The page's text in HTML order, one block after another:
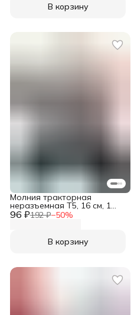
В корзину
96 ₽192 ₽−50%
Молния тракторная
неразъемная Т5, 16 см, 1
замок, Айрис, черный
В корзину